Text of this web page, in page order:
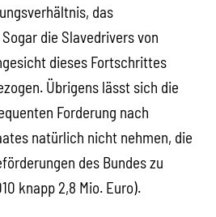
das
die Slavedrivers von
dieses Fortschrittes
Übrigens lässt sich die
Forderung nach
natürlich nicht nehmen, die
des Bundes zu
knapp 2,8 Mio. Euro).